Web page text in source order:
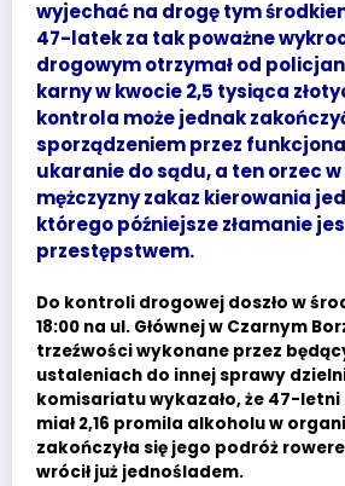
wyjechać na drogę tym
47-latek za tak poważne
drogowym otrzymał od
karny w kwocie 2,5 tysiąca
kontrola może jednak
sporządzeniem przez
ukaranie do sądu, a ten orzec
mężczyzny zakaz kierowania
którego późniejsze złamanie
przestępstwem.
Do kontroli drogowej doszło w
18:00 na ul. Głównej w Czarnym
trzeźwości wykonane przez
ustaleniach do innej sprawy
komisariatu wykazało, że 47-
miał 2,16 promila alkoholu w
zakończyła się jego podróż
wrócił już jednośladem.